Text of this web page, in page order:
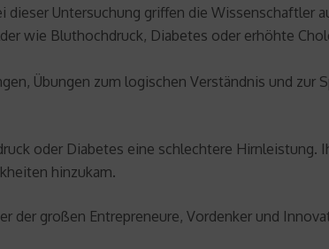
Untersuchung griffen die Wissenschaftler
wie Bluthochdruck, Diabetes oder erhöhte
Übungen zum logischen Verständnis und zur
oder Diabetes eine schlechtere Hirnleistung.
hinzukam.
großen Entrepreneure, Vordenker und